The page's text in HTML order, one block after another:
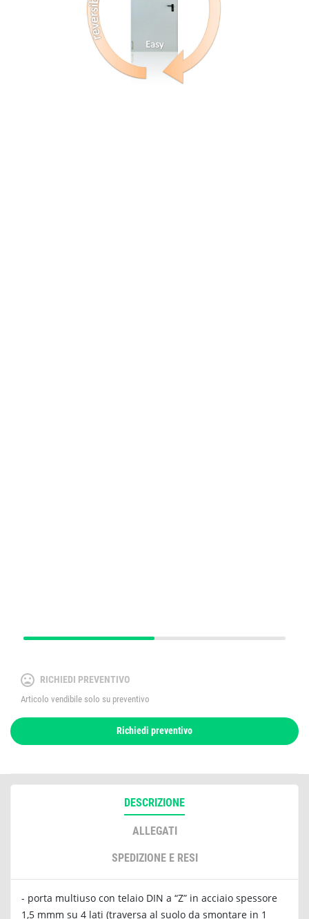
RICHIEDI PREVENTIVO
Articolo vendibile solo su preventivo
Richiedi preventivo
DESCRIZIONE
ALLEGATI
SPEDIZIONE E RESI
- porta multiuso con telaio DIN a “Z” in acciaio spessore
1,5 mmm su 4 lati (traversa al suolo da smontare in 1